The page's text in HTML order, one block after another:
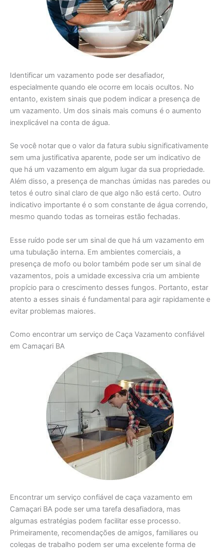
Identificar um vazamento pode ser desafiador,
especialmente quando ele ocorre em locais ocultos. No
entanto, existem sinais que podem indicar a presença de
um vazamento. Um dos sinais mais comuns é o aumento
inexplicável na conta de água.
Se você notar que o valor da fatura subiu significativamente
sem uma justificativa aparente, pode ser um indicativo de
que há um vazamento em algum lugar da sua propriedade.
Além disso, a presença de manchas úmidas nas paredes ou
tetos é outro sinal claro de que algo não está certo. Outro
indicativo importante é o som constante de água correndo,
mesmo quando todas as torneiras estão fechadas.
Esse ruído pode ser um sinal de que há um vazamento em
uma tubulação interna. Em ambientes comerciais, a
presença de mofo ou bolor também pode ser um sinal de
vazamentos, pois a umidade excessiva cria um ambiente
propício para o crescimento desses fungos. Portanto, estar
atento a esses sinais é fundamental para agir rapidamente e
evitar problemas maiores.
Como encontrar um serviço de Caça Vazamento confiável
em Camaçari BA
Encontrar um serviço confiável de caça vazamento em
Camaçari BA pode ser uma tarefa desafiadora, mas
algumas estratégias podem facilitar esse processo.
Primeiramente, recomendações de amigos, familiares ou
colegas de trabalho podem ser uma excelente forma de